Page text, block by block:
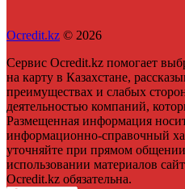
Ocredit.kz © 2026
Сервис Ocredit.kz помогает
на карту в Казахстане,
преимуществах и слабых
деятельностью компаний,
Размещенная информация
информационно-справочный
уточняйте при прямом
использовании материалов
Ocredit.kz обязательна.